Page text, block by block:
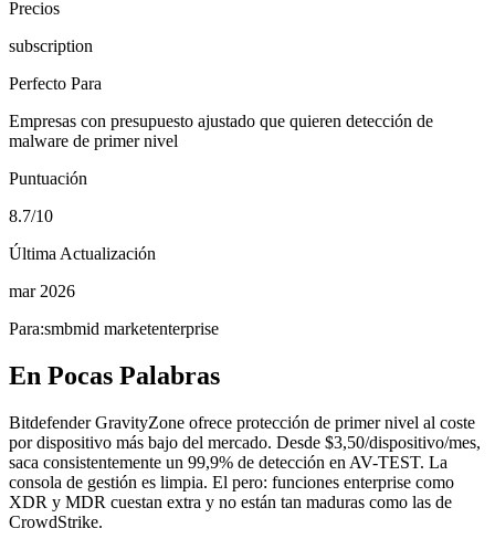
Precios
subscription
Perfecto Para
Empresas con presupuesto ajustado que quieren detección de
malware de primer nivel
Puntuación
8.7/10
Última Actualización
mar 2026
Para:smbmid marketenterprise
En Pocas Palabras
Bitdefender GravityZone ofrece protección de primer nivel al coste
por dispositivo más bajo del mercado. Desde $3,50/dispositivo/mes,
saca consistentemente un 99,9% de detección en AV-TEST. La
consola de gestión es limpia. El pero: funciones enterprise como
XDR y MDR cuestan extra y no están tan maduras como las de
CrowdStrike.